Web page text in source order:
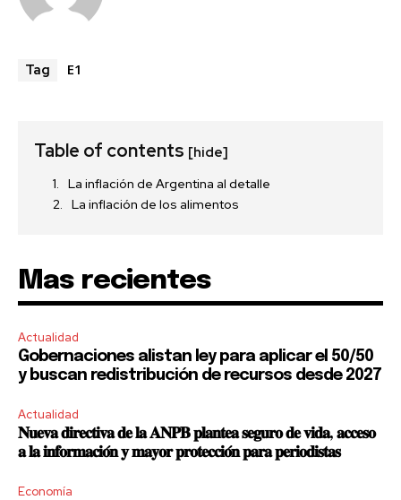
Tag E1
Table of contents [hide]
La inflación de Argentina al detalle
La inflación de los alimentos
Mas recientes
Actualidad
Gobernaciones alistan ley para aplicar el 50/50
y buscan redistribución de recursos desde 2027
Actualidad
𝐍𝐮𝐞𝐯𝐚 𝐝𝐢𝐫𝐞𝐜𝐭𝐢𝐯𝐚 𝐝𝐞 𝐥𝐚 𝐀𝐍𝐏𝐁 𝐩𝐥𝐚𝐧𝐭𝐞𝐚 𝐬𝐞𝐠𝐮𝐫𝐨 𝐝𝐞 𝐯𝐢𝐝𝐚, 𝐚𝐜𝐜𝐞𝐬𝐨
𝐚 𝐥𝐚 𝐢𝐧𝐟𝐨𝐫𝐦𝐚𝐜𝐢𝐨́𝐧 𝐲 𝐦𝐚𝐲𝐨𝐫 𝐩𝐫𝐨𝐭𝐞𝐜𝐜𝐢𝐨́𝐧 𝐩𝐚𝐫𝐚 𝐩𝐞𝐫𝐢𝐨𝐝𝐢𝐬𝐭𝐚𝐬
Economía